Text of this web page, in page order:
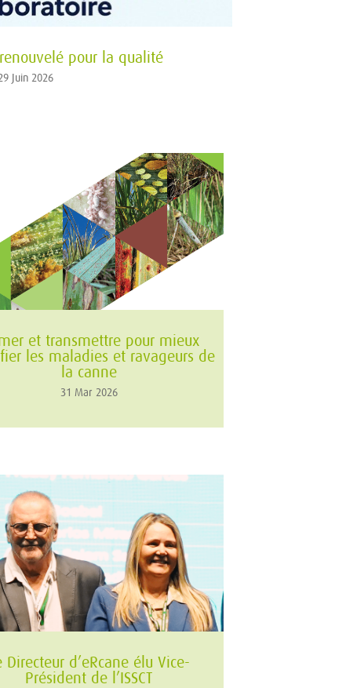
pour la qualité
Juin 2026
et transmettre pour mieux
les maladies et ravageurs de
la canne
31 Mar 2026
Directeur d’eRcane élu Vice-
Président de l’ISSCT